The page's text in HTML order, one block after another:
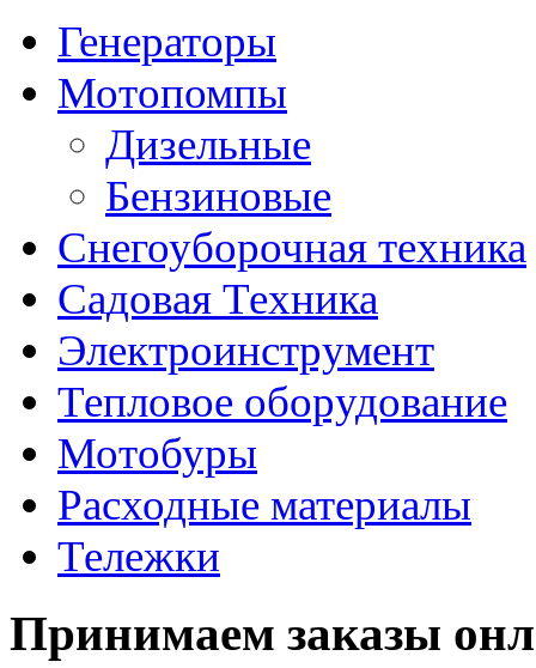
Генераторы
Мотопомпы
Дизельные
Бензиновые
Снегоуборочная техника
Садовая Техника
Электроинструмент
Тепловое оборудование
Мотобуры
Расходные материалы
Тележки
Принимаем заказы